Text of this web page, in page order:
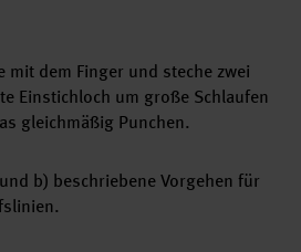
mit dem Finger und steche zwei
Einstichloch um große Schlaufen
gleichmäßig Punchen.
b) beschriebene Vorgehen für